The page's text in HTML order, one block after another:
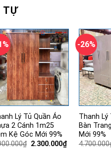
TỰ
Lý Tủ Quần Áo
2 Cánh 1m25
Kệ Góc Mới 99%
₫ Giá
2.300.000₫Giá
-26%
Thanh Lý
Bàn
Mới 99%
4.700.000